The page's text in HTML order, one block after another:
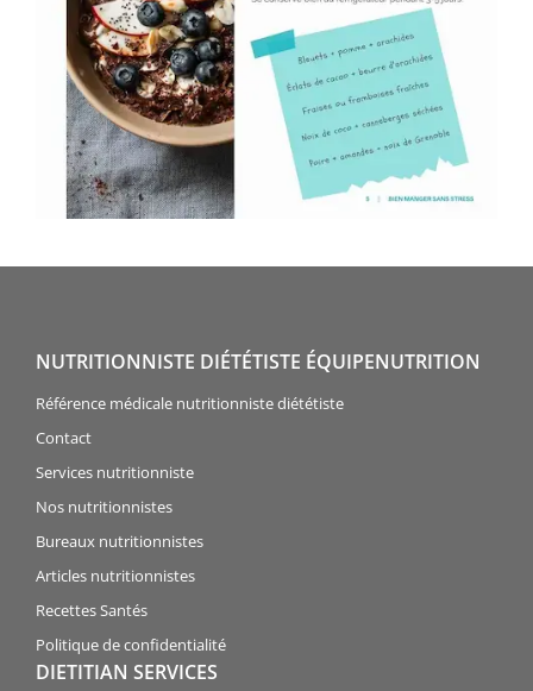
NUTRITIONNISTE DIÉTÉTISTE ÉQUIPENUTRITION
Référence médicale nutritionniste diététiste
Contact
Services nutritionniste
Nos nutritionnistes
Bureaux nutritionnistes
Articles nutritionnistes
Recettes Santés
Politique de confidentialité
DIETITIAN SERVICES